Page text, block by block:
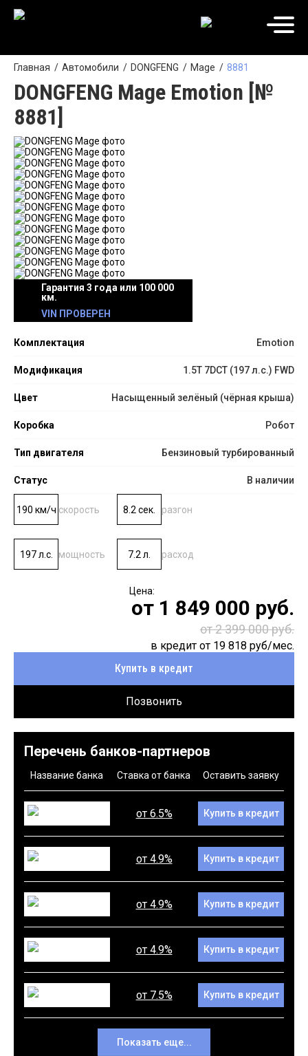
Главная Автомобили DONGFENG Mage 8881
DONGFENG Mage Emotion [№
8881]
Гарантия 3 года или 100 000
км.
VIN ПРОВЕРЕН
Комплектация Emotion
Модификация 1.5T 7DCT (197 л.с.) FWD
Цвет Насыщенный зелёный (чёрная крыша)
Коробка Робот
Тип двигателя Бензиновый турбированный
Статус В наличии
190 км/ч скорость 8.2 сек. разгон
197 л.с. мощность 7.2 л. расход
от 1 849 000 руб.
от 2 399 000 руб.
в кредит от 19 818 руб/мес.
Купить в кредит
Позвонить
Перечень банков-партнеров
Название банка Ставка от банка Оставить заявку
от 6.5% Купить в кредит
от 4.9% Купить в кредит
от 4.9% Купить в кредит
от 4.9% Купить в кредит
от 7.5% Купить в кредит
Показать еще...